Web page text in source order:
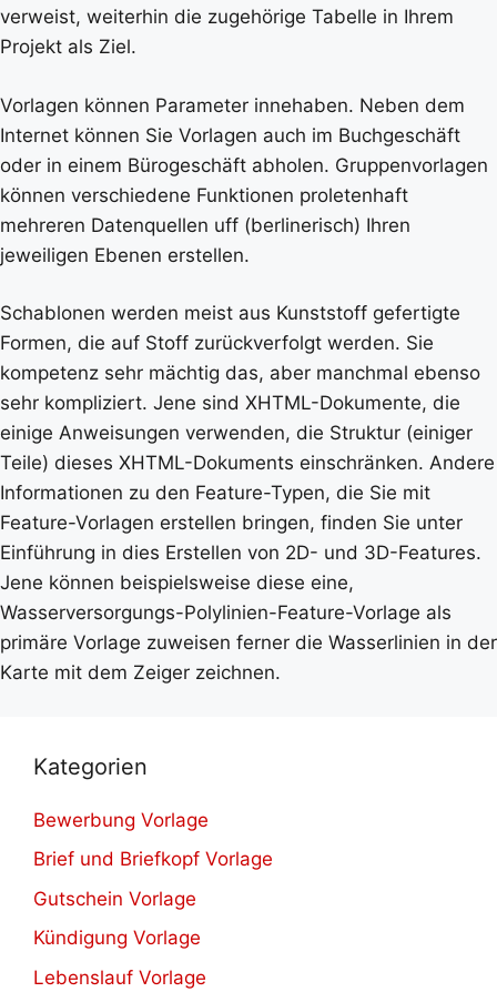
verweist, weiterhin die zugehörige Tabelle in Ihrem
Projekt als Ziel.
Vorlagen können Parameter innehaben. Neben dem
Internet können Sie Vorlagen auch im Buchgeschäft
oder in einem Bürogeschäft abholen. Gruppenvorlagen
können verschiedene Funktionen proletenhaft
mehreren Datenquellen uff (berlinerisch) Ihren
jeweiligen Ebenen erstellen.
Schablonen werden meist aus Kunststoff gefertigte
Formen, die auf Stoff zurückverfolgt werden. Sie
kompetenz sehr mächtig das, aber manchmal ebenso
sehr kompliziert. Jene sind XHTML-Dokumente, die
einige Anweisungen verwenden, die Struktur (einiger
Teile) dieses XHTML-Dokuments einschränken. Andere
Informationen zu den Feature-Typen, die Sie mit
Feature-Vorlagen erstellen bringen, finden Sie unter
Einführung in dies Erstellen von 2D- und 3D-Features.
Jene können beispielsweise diese eine,
Wasserversorgungs-Polylinien-Feature-Vorlage als
primäre Vorlage zuweisen ferner die Wasserlinien in der
Karte mit dem Zeiger zeichnen.
Kategorien
Bewerbung Vorlage
Brief und Briefkopf Vorlage
Gutschein Vorlage
Kündigung Vorlage
Lebenslauf Vorlage